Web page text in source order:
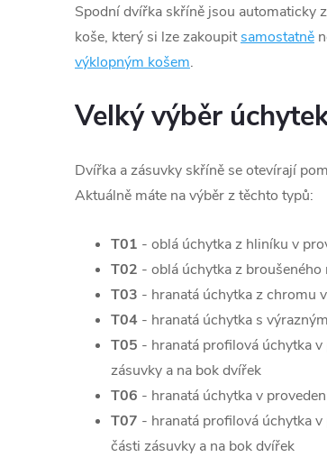
Spodní dvířka skříně jsou automaticky
koše, který si lze zakoupitsamostatně
výklopným košem.
Velký výběr
Dvířka a zásuvky skříně se otevírají
Aktuálně máte na výběr z těchto typů:
T01 - oblá úchytka z hliníku v
T02 - oblá úchytka z broušeného
T03 - hranatá úchytka z chromu
T04 - hranatá úchytka s
T05 - hranatá profilová úchytka
zásuvky a na bok dvířek
T06 - hranatá úchytka v
T07 - hranatá profilová úchytka
části zásuvky a na bok dvířek